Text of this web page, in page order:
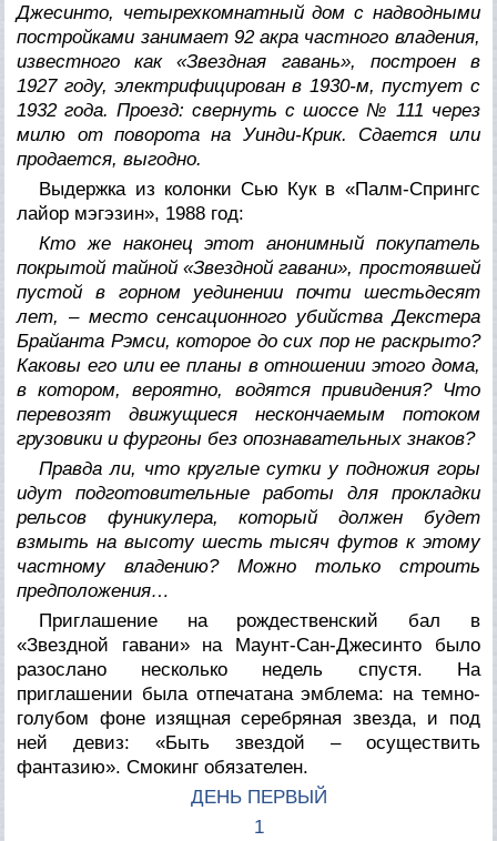
Джесинто, четырехкомнатный дом с надводными
постройками занимает 92 акра частного владения,
известного как «Звездная гавань», построен в
1927 году, электрифицирован в 1930-м, пустует с
1932 года. Проезд: свернуть с шоссе № 111 через
милю от поворота на Уинди-Крик. Сдается или
продается, выгодно.
Выдержка из колонки Сью Кук в «Палм-Спрингс
лайор мэгэзин», 1988 год:
Кто же наконец этот анонимный покупатель
покрытой тайной «Звездной гавани», простоявшей
пустой в горном уединении почти шестьдесят
лет, – место сенсационного убийства Декстера
Брайанта Рэмси, которое до сих пор не раскрыто?
Каковы его или ее планы в отношении этого дома,
в котором, вероятно, водятся привидения? Что
перевозят движущиеся нескончаемым потоком
грузовики и фургоны без опознавательных знаков?
Правда ли, что круглые сутки у подножия горы
идут подготовительные работы для прокладки
рельсов фуникулера, который должен будет
взмыть на высоту шесть тысяч футов к этому
частному владению? Можно только строить
предположения…
Приглашение на рождественский бал в
«Звездной гавани» на Маунт-Сан-Джесинто было
разослано несколько недель спустя. На
приглашении была отпечатана эмблема: на темно-
голубом фоне изящная серебряная звезда, и под
ней девиз: «Быть звездой – осуществить
фантазию». Смокинг обязателен.
ДЕНЬ ПЕРВЫЙ
1